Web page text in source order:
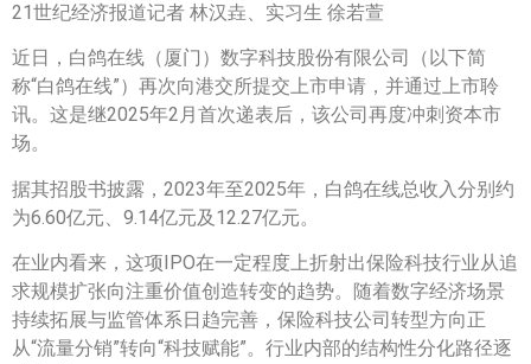
21世纪经济报道记者 林汉垚、实习生 徐若萱
近日，白鸽在线（厦门）数字科技股份有限公司（以下简
称“白鸽在线”）再次向港交所提交上市申请，并通过上市聆
讯。这是继2025年2月首次递表后，该公司再度冲刺资本市
场。
据其招股书披露，2023年至2025年，白鸽在线总收入分别约
为6.60亿元、9.14亿元及12.27亿元。
在业内看来，这项IPO在一定程度上折射出保险科技行业从追
求规模扩张向注重价值创造转变的趋势。随着数字经济场景
持续拓展与监管体系日趋完善，保险科技公司转型方向正
从“流量分销”转向“科技赋能”。行业内部的结构性分化路径逐